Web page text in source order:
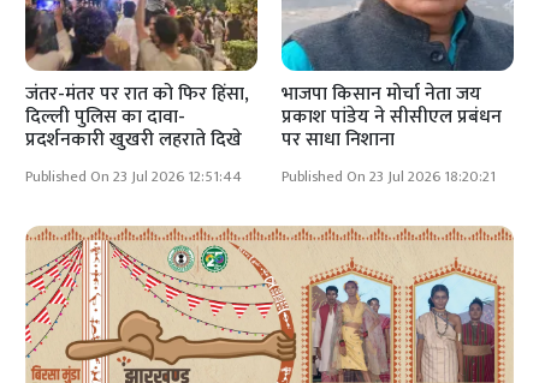
जंतर-मंतर पर रात को फिर हिंसा,
दिल्ली पुलिस का दावा-
प्रदर्शनकारी खुखरी लहराते दिखे
Published On 23 Jul 2026 12:51:44
भाजपा किसान मोर्चा नेता जय
प्रकाश पांडेय ने सीसीएल प्रबंधन
पर साधा निशाना
Published On 23 Jul 2026 18:20:21